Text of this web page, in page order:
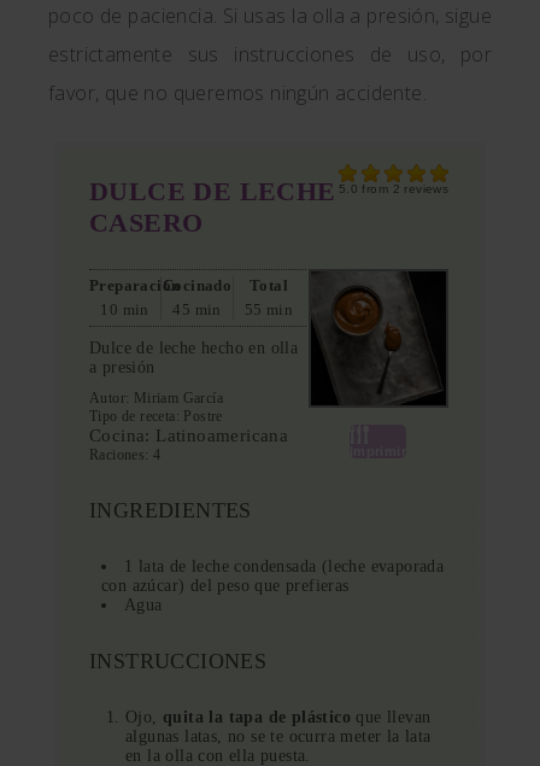
poco de paciencia. Si usas la olla a presión, sigue
estrictamente sus instrucciones de uso, por
favor, que no queremos ningún accidente.
5.0 from 2 reviews
DULCE DE LECHE
CASERO
Preparación
10 min
Cocinado
45 min
Total
55 min
Dulce de leche hecho en olla
a presión
Autor: Miriam García
Tipo de receta: Postre
Cocina: Latinoamericana
Raciones:4
INGREDIENTES
1 lata de leche condensada (leche evaporada
con azúcar) del peso que prefieras
Agua
INSTRUCCIONES
Ojo, quita la tapa de plástico que llevan
algunas latas, no se te ocurra meter la lata
en la olla con ella puesta.